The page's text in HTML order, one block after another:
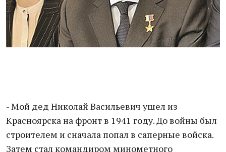
- Мой дед Николай Васильевич ушел из
Красноярска на фронт в 1941 году. До войны был
строителем и сначала попал в саперные войска.
Затем стал командиром минометного